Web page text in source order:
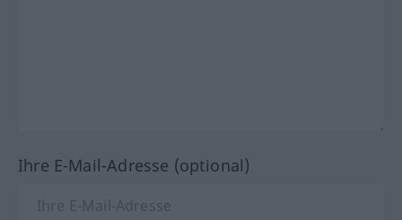
Ihre E-Mail-Adresse (optional)